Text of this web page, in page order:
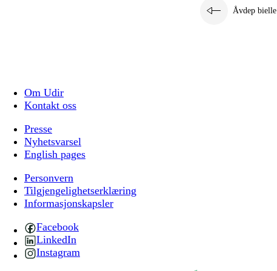
Åvdep bielle
Om Udir
Kontakt oss
Presse
Nyhetsvarsel
English pages
Personvern
Tilgjengelighetserklæring
Informasjonskapsler
Facebook
LinkedIn
Instagram